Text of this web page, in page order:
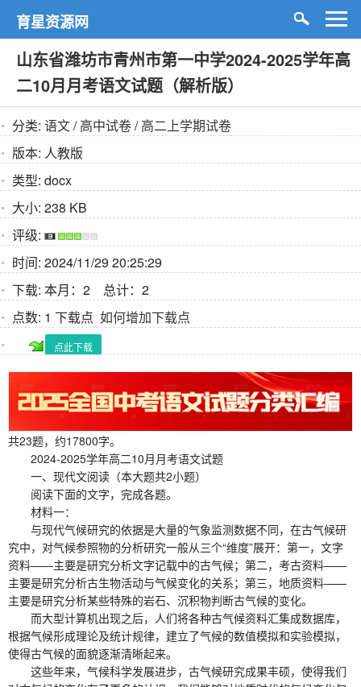
育星资源网
山东省潍坊市青州市第一中学2024-2025学年高
二10月月考语文试题（解析版）
分类: 语文/高中试卷/高二上学期试卷
版本: 人教版
类型: docx
大小: 238 KB
评级:
时间: 2024/11/29 20:25:29
下载: 本月：2 总计：2
点数: 1 下载点 如何增加下载点
点此下载
共23题，约17800字。
2024-2025学年高二10月月考语文试题
一、现代文阅读（本大题共2小题）
阅读下面的文字，完成各题。
材料一：
与现代气候研究的依据是大量的气象监测数据不同，在古气候研
究中，对气候参照物的分析研究一般从三个“维度”展开：第一，文字
资料——主要是研究分析文字记载中的古气候；第二，考古资料——
主要是研究分析古生物活动与气候变化的关系；第三，地质资料——
主要是研究分析某些特殊的岩石、沉积物判断古气候的变化。
而大型计算机出现之后，人们将各种古气候资料汇集成数据库，
根据气候形成理论及统计规律，建立了气候的数值模拟和实验模拟，
使得古气候的面貌逐渐清晰起来。
这些年来，气候科学发展进步，古气候研究成果丰硕，使得我们